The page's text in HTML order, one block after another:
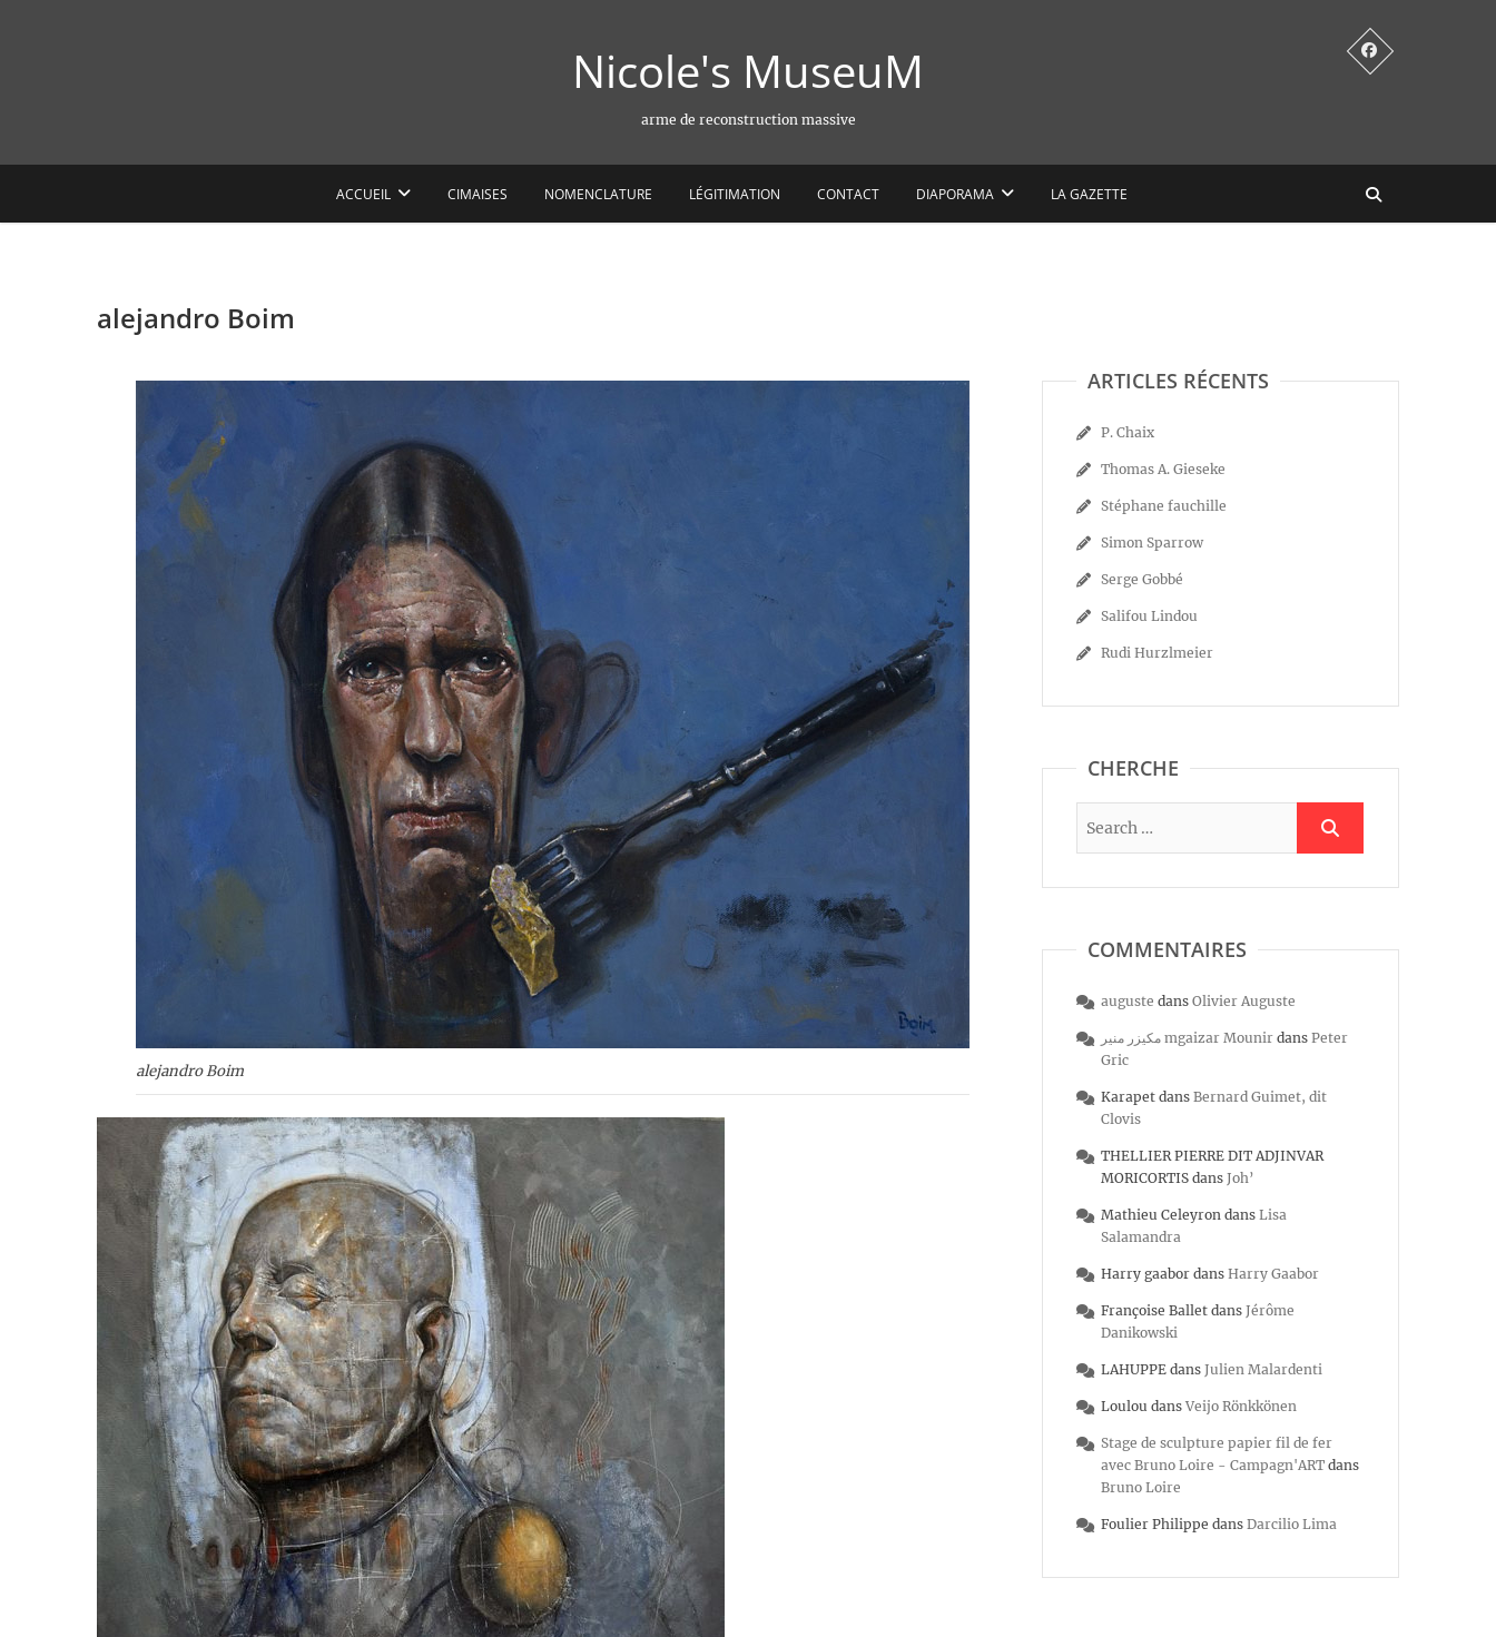
Nicole's MuseuM
arme de reconstruction massive
ACCUEIL CIMAISES NOMENCLATURE LÉGITIMATION CONTACT DIAPORAMA LA GAZETTE
alejandro Boim
alejandro Boim
ARTICLES RÉCENTS
P. Chaix
Thomas A. Gieseke
Stéphane fauchille
Simon Sparrow
Serge Gobbé
Salifou Lindou
Rudi Hurzlmeier
CHERCHE
COMMENTAIRES
auguste dans Olivier Auguste
مكيزر منير mgaizar Mounir dans Peter
Gric
Karapet dans Bernard Guimet, dit
Clovis
THELLIER PIERRE DIT ADJINVAR
MORICORTIS dans Joh’
Mathieu Celeyron dans Lisa
Salamandra
Harry gaabor dans Harry Gaabor
Françoise Ballet dans Jérôme
Danikowski
LAHUPPE dans Julien Malardenti
Loulou dans Veijo Rönkkönen
Stage de sculpture papier fil de fer
avec Bruno Loire - Campagn'ART dans
Bruno Loire
Foulier Philippe dans Darcilio Lima